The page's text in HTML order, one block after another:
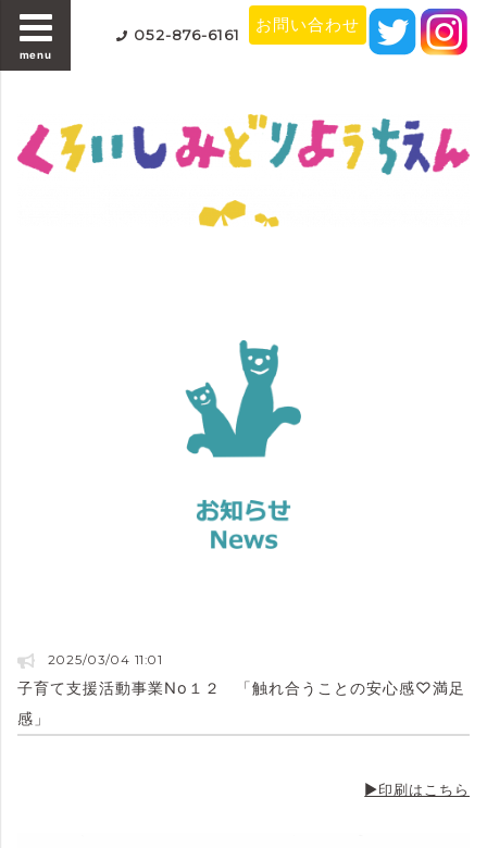
menu
052-876-6161 お問い合わせ
2025/03/04 11:01
子育て支援活動事業No１２ 「触れ合うことの安心感♡満足
感」
▶印刷はこちら